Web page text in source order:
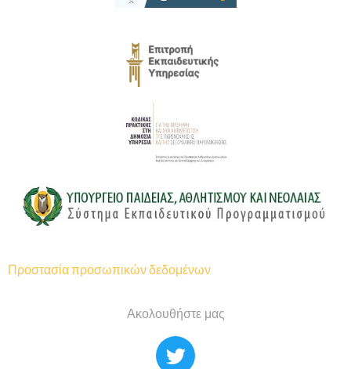
Προστασία προσωπικών δεδομένων
Ακολουθήστε μας